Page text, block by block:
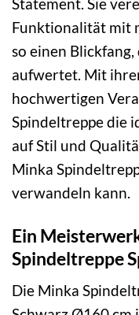
Funktionalität mit
so einen
aufwertet. Mit
hochwertigen
Spindeltreppe die
auf Stil und
Minka
verwandeln kann.
Ein
Spindeltreppe
Die Minka